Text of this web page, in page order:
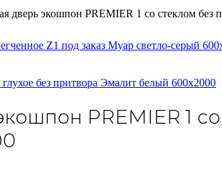
дверь экошпон PREMIER 1 со стеклом без
Z1 под заказ Муар светло-серый
без притвора Эмалит белый 600х2000
PREMIER 1